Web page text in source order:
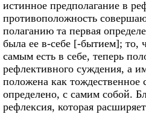
истинное предполагание в
противоположность
полаганию та первая
была ее в-себе [-бытием]; то,
самым есть в себе, теперь
рефлективного суждения, а
положена как тождественное
определено, с самим собой.
рефлексия, которая